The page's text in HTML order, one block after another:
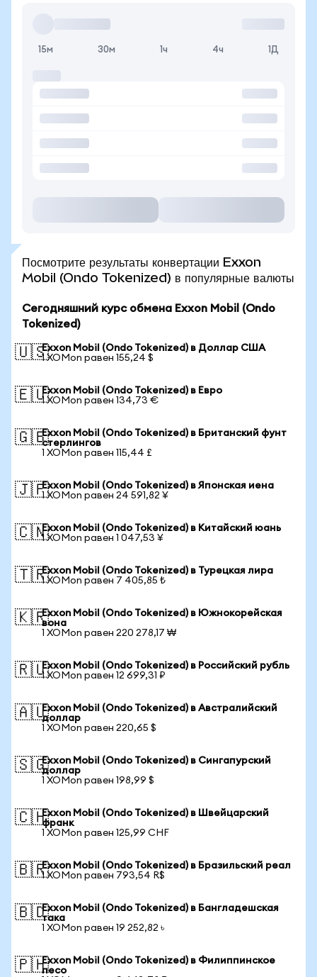
15м 30м 1ч 4ч 1Д
Посмотрите результаты конвертации Exxon
Mobil (Ondo Tokenized) в популярные валюты
Сегодняшний курс обмена Exxon Mobil (Ondo
Tokenized)
🇺🇸Exxon Mobil (Ondo Tokenized) в Доллар США
1 XOMon равен 155,24 $
🇪🇺Exxon Mobil (Ondo Tokenized) в Евро
1 XOMon равен 134,73 €
🇬🇧Exxon Mobil (Ondo Tokenized) в Британский фунт
стерлингов
1 XOMon равен 115,44 £
🇯🇵Exxon Mobil (Ondo Tokenized) в Японская иена
1 XOMon равен 24 591,82 ¥
🇨🇳Exxon Mobil (Ondo Tokenized) в Китайский юань
1 XOMon равен 1 047,53 ¥
🇹🇷Exxon Mobil (Ondo Tokenized) в Турецкая лира
1 XOMon равен 7 405,85 ₺
🇰🇷Exxon Mobil (Ondo Tokenized) в Южнокорейская
вона
1 XOMon равен 220 278,17 ₩
🇷🇺Exxon Mobil (Ondo Tokenized) в Российский рубль
1 XOMon равен 12 699,31 ₽
🇦🇺Exxon Mobil (Ondo Tokenized) в Австралийский
доллар
1 XOMon равен 220,65 $
🇸🇬Exxon Mobil (Ondo Tokenized) в Сингапурский
доллар
1 XOMon равен 198,99 $
🇨🇭Exxon Mobil (Ondo Tokenized) в Швейцарский
франк
1 XOMon равен 125,99 CHF
🇧🇷Exxon Mobil (Ondo Tokenized) в Бразильский реал
1 XOMon равен 793,54 R$
🇧🇩Exxon Mobil (Ondo Tokenized) в Бангладешская
така
1 XOMon равен 19 252,82 ৳
🇵🇭Exxon Mobil (Ondo Tokenized) в Филиппинское
песо